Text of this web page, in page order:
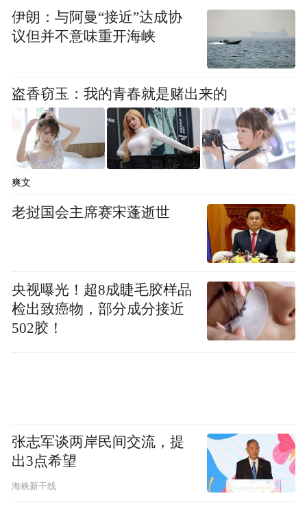
超”之前，榕江已经做了五次尝试，包括在当
地侗族节日里举办斗牛和马拉松活动、大山
里的村CBA等，都没有太成功。2023年，“村
打造了“超级星期六”活动，每逢周六晚上，
“村超”都会举行赛事，希望吸引全国游客前
来，带动当地餐饮、住宿和文旅发展。
洪水退去后不久，榕江就决定：“村超”要在
一个月内重启，7月26日的贵州“村超”足球联
赛总决赛，改成“村超”灾后重启感恩专场。
国新闻周刊》，县里觉得重启“村超”不仅是
重启比赛本身，更是想通过“村超”带动灾后
经济复苏，“只有球赛开始了，把人吸引过来
动，各部门必须按要求全力推进。那时，唐
龙几乎每天只睡三四个小时，刚开始球场清
伊朗：与阿曼“接近”达成协
议但并不意味重开海峡
盗香窃玉：我的青春就是赌出来的
爽文
老挝国会主席赛宋蓬逝世
央视曝光！超8成睫毛胶样品
检出致癌物，部分成分接近
502胶！
张志军谈两岸民间交流，提
出3点希望
海峡新干线